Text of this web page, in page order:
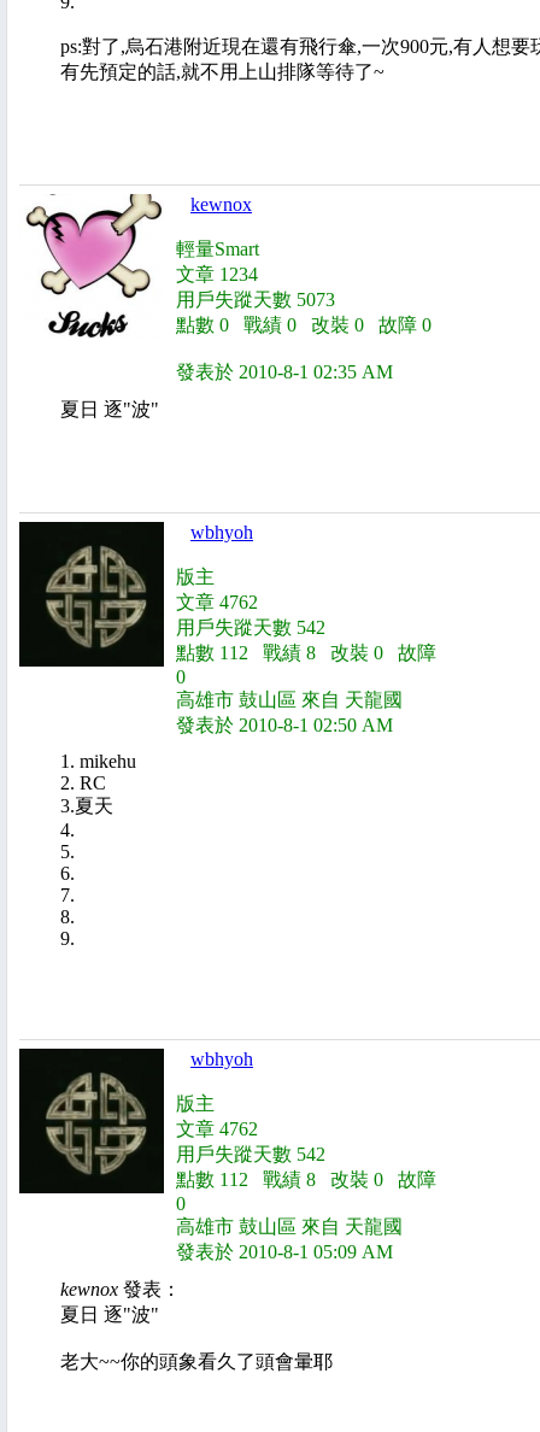
ps:對了,烏石港附近現在還有飛行傘,一次900元,有人想要
有先預定的話,就不用上山排隊等待了~
kewnox
輕量Smart
文章 1234
用戶失蹤天數 5073
點數 0 戰績 0 改裝 0 故障 0
發表於 2010-8-1 02:35 AM
夏日 逐"波"
wbhyoh
版主
文章 4762
用戶失蹤天數 542
點數 112 戰績 8 改裝 0 故障
0
高雄市 鼓山區 來自 天龍國
發表於 2010-8-1 02:50 AM
1. mikehu
2. RC
3.夏天
4.
5.
6.
7.
8.
9.
wbhyoh
版主
文章 4762
用戶失蹤天數 542
點數 112 戰績 8 改裝 0 故障
0
高雄市 鼓山區 來自 天龍國
發表於 2010-8-1 05:09 AM
kewnox 發表：
夏日 逐"波"
老大~~你的頭象看久了頭會暈耶